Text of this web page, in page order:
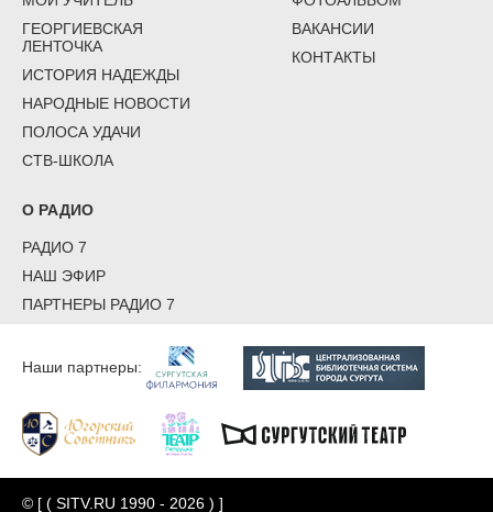
ГЕОРГИЕВСКАЯ
ЛЕНТОЧКА
ИСТОРИЯ НАДЕЖДЫ
НАРОДНЫЕ НОВОСТИ
ПОЛОСА УДАЧИ
СТВ-ШКОЛА
ВАКАНСИИ
КОНТАКТЫ
О РАДИО
РАДИО 7
НАШ ЭФИР
ПАРТНЕРЫ РАДИО 7
Наши партнеры:
© [ ( SITV.RU 1990 - 2026 ) ]